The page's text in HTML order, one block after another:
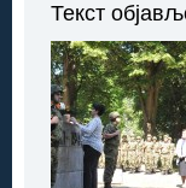
Текст